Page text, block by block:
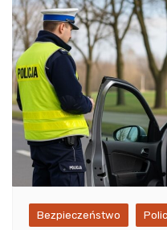
Bezpieczeństwo